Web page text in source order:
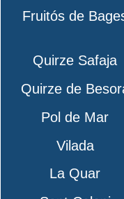
Fruitós de
Quirze Safaja
Quirze de
Pol de Mar
Vilada
La Quar